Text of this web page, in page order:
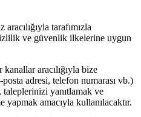
tarafımızla
ve güvenlik ilkelerine uygun
aracılığıyla bize
adresi, telefon numarası vb.)
taleplerinizi yanıtlamak ve
amacıyla kullanılacaktır.